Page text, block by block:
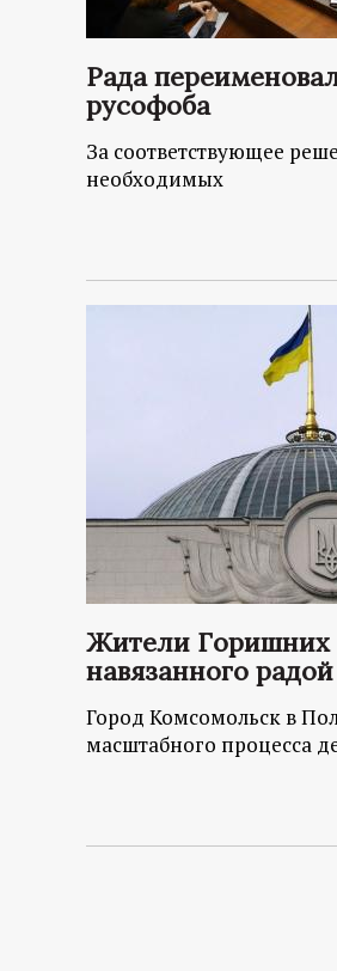
Рада
русофоба
За соответствующее
необходимых
Жители Горишних
навязанного радой
Город Комсомольск в
масштабного процесса